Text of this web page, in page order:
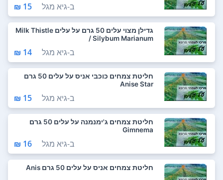
ב-גיא מגל 15 ₪
גדילן מצוי עלים 50 גרם על עלים Milk Thistle
/ Silybum Marianum
ב-גיא מגל 14 ₪
חליטת צמחים כוכבי אניס על עלים 50 גרם
Anise Star
ב-גיא מגל 15 ₪
חליטת צמחים ג'ימנמנה על עלים 50 גרם
Gimnema
ב-גיא מגל 16 ₪
חליטת צמחים אניס על עלים 50 גרם Anis